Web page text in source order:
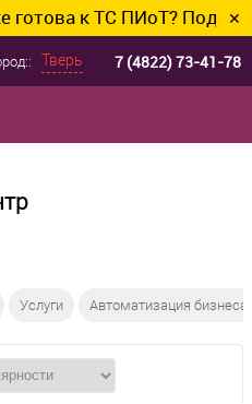
к ТС ПИоТ? Подключим✕
Тверь 7 (4822) 73-41-78
Услуги Автоматизация бизнеса